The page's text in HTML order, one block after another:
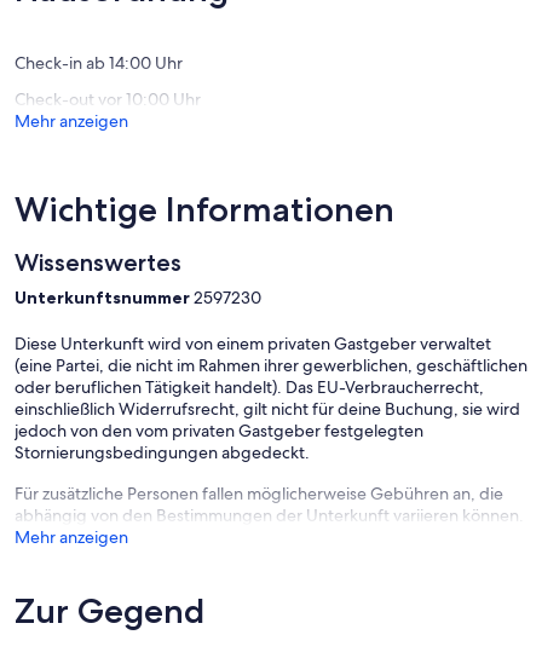
Check-in ab 14:00 Uhr
Check-out vor 10:00 Uhr
Mehr anzeigen
Wichtige Informationen
Wissenswertes
Unterkunftsnummer2597230
Diese Unterkunft wird von einem privaten Gastgeber verwaltet
(eine Partei, die nicht im Rahmen ihrer gewerblichen, geschäftlichen
oder beruflichen Tätigkeit handelt). Das EU-Verbraucherrecht,
einschließlich Widerrufsrecht, gilt nicht für deine Buchung, sie wird
jedoch von den vom privaten Gastgeber festgelegten
Stornierungsbedingungen abgedeckt.
Für zusätzliche Personen fallen möglicherweise Gebühren an, die
abhängig von den Bestimmungen der Unterkunft variieren können.
Mehr anzeigen
Zur Gegend